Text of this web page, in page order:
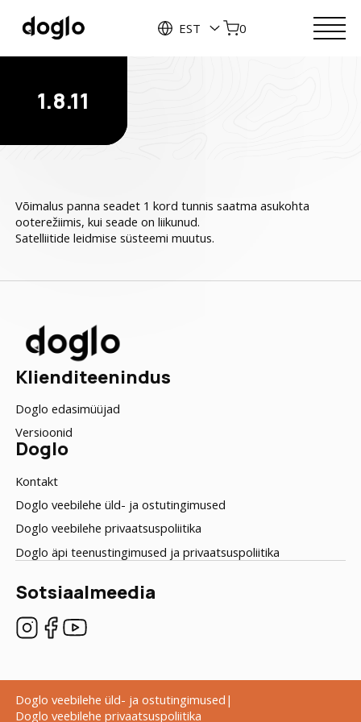
EST 0
1.8.11
Võimalus panna seadet 1 kord tunnis saatma asukohta
ooterežiimis, kui seade on liikunud.
Satelliitide leidmise süsteemi muutus.
Klienditeenindus
Doglo edasimüüjad
Versioonid
Doglo
Kontakt
Doglo veebilehe üld- ja ostutingimused
Doglo veebilehe privaatsuspoliitika
Doglo äpi teenustingimused ja privaatsuspoliitika
Sotsiaalmeedia
Doglo veebilehe üld- ja ostutingimused
Doglo veebilehe privaatsuspoliitika